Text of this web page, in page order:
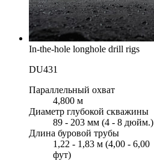
In-the-hole longhole drill rigs
DU431
Параллельный охват
4,800 м
Диаметр глубокой скважины
89 - 203 мм (4 - 8 дюйм.)
Длина буровой трубы
1,22 - 1,83 м (4,00 - 6,00
фут)